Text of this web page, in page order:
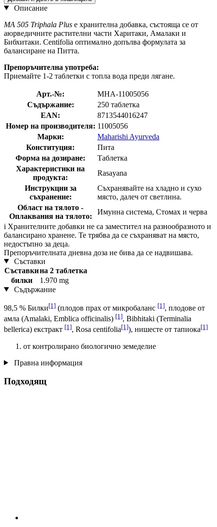
Описание
MA 505 Triphala Plus е хранителна добавка, състояща се от
аюрведичните растителни части Харитаки, Амалаки и
Бибхитаки. Centifolia оптимално допълва формулата за
балансиране на Питта.
Препоръчителна употреба:
Приемайте 1-2 таблетки с топла вода преди лягане.
Арт.-№:
MHA-11005056
Съдържание:
250 таблетка
EAN:
8713544016247
Номер на производителя: 11005056
Марки:
Maharishi Ayurveda
Конституция:
Пита
Форма на дозиране:
Таблетка
Характеристики на
продукта:
Rasayana
Инструкции за
съхранение:
Съхранявайте на хладно и сухо
място, далеч от светлина.
Област на тялото -
Оплаквания на тялото:
Имунна система, Стомах и черва
i Хранителните добавки не са заместител на разнообразното и
балансирано хранене. Те трябва да се съхраняват на място,
недостъпно за деца.
Препоръчителната дневна доза не бива да се надвишава.
Съставки
Съставкина 2 таблетка
билки
1.970 mg
Съдържание
98,5 % Билки[1] (плодов прах от микробаланс [1], плодове от
амла (Amalaki, Emblica officinalis) [1], Bibhitaki (Terminalia
bellerica) екстракт [1], Rosa centifolia[1]), нишесте от тапиока[1]
от контролирано биологично земеделие
Правна информация
Подходящ